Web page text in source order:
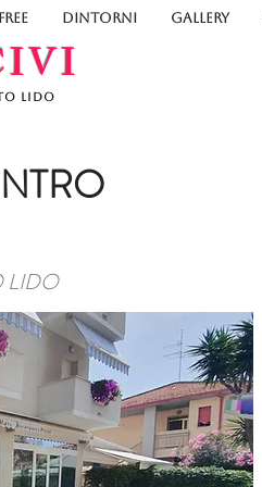
DINTORNI GALLERY
Lido
LIDO